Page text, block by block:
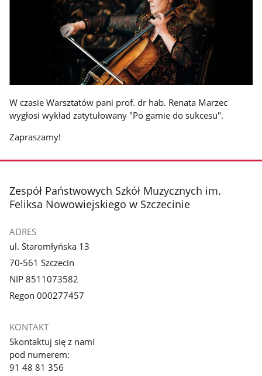
W czasie Warsztatów pani prof. dr hab. Renata Marzec
wygłosi wykład zatytułowany "Po gamie do sukcesu".
Zapraszamy!
stopka
Zespół Państwowych Szkół Muzycznych im.
Feliksa Nowowiejskiego w Szczecinie
ADRES
ul. Staromłyńska 13
70-561 Szczecin
NIP 8511073582
Regon 000277457
KONTAKT
Skontaktuj się z nami
pod numerem:
91 48 81 356